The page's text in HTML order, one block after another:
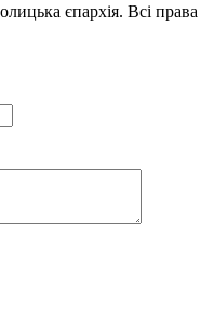
єпархія. Всі права